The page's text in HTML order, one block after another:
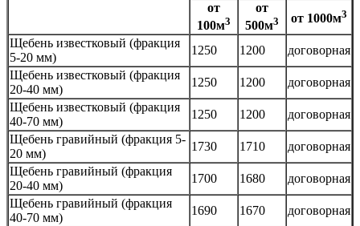
от
100м3
от
500м3 от 1000м3
Щебень известковый (фракция
5-20 мм)
1250 1200
договорная
Щебень известковый (фракция
20-40 мм)
1250 1200
договорная
Щебень известковый (фракция
40-70 мм)
1250 1200
договорная
Щебень гравийный (фракция 5-
20 мм)
1730 1710
договорная
Щебень гравийный (фракция
20-40 мм)
1700 1680
договорная
Щебень гравийный (фракция
40-70 мм)
1690 1670
договорная